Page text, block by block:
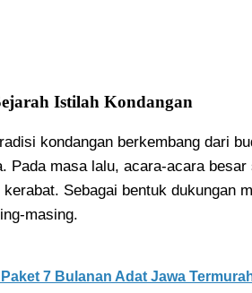
Istilah Kondangan
kondangan berkembang dari
Pada masa lalu, acara-acara
Sebagai bentuk dukungan
masing.
7 Bulanan Adat Jawa